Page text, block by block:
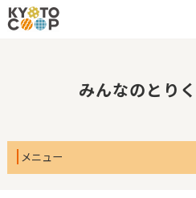
私たちのとりくみ
みんなのとり
メニュー